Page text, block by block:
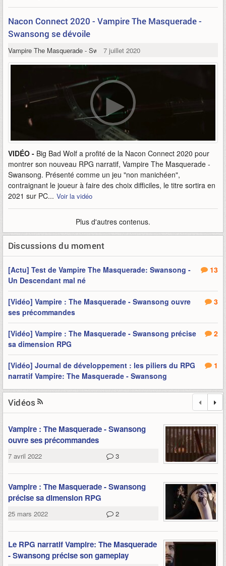
Nacon Connect 2020 - Vampire The Masquerade -
Swansong se dévoile
Vampire The Masquerade - Swansong7 juillet 2020
VIDÉO - Big Bad Wolf a profité de la Nacon Connect 2020 pour
montrer son nouveau RPG narratif, Vampire The Masquerade -
Swansong. Présenté comme un jeu "non manichéen",
contraignant le joueur à faire des choix difficiles, le titre sortira en
2021 sur PC... Voir la vidéo
Plus d'autres contenus.
Discussions du moment
13
[Actu] Test de Vampire The Masquerade: Swansong -
Un Descendant mal né
3
[Vidéo] Vampire : The Masquerade - Swansong ouvre
ses précommandes
2
[Vidéo] Vampire : The Masquerade - Swansong précise
sa dimension RPG
1
[Vidéo] Journal de développement : les piliers du RPG
narratif Vampire: The Masquerade - Swansong
Vidéos
Vampire : The Masquerade - Swansong
ouvre ses précommandes
7 avril 2022 3
Vampire : The Masquerade - Swansong
précise sa dimension RPG
25 mars 2022 2
Le RPG narratif Vampire: The Masquerade
- Swansong précise son gameplay